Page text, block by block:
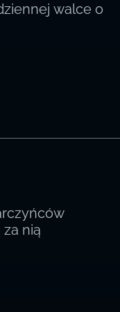
walce o
nią